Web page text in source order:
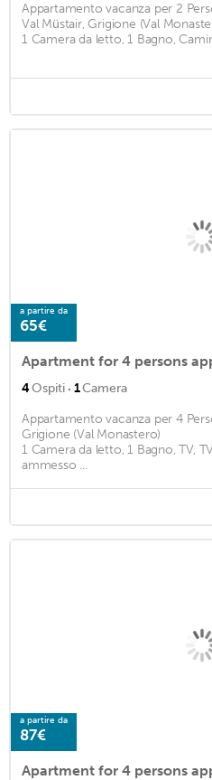
Appartamento vacanza per 2
Val Müstair, Grigione (Val
1 Camera da letto, 1 Bagno,
a partire da
65€
Apartment for 4 persons
4Ospiti · 1Camera
Appartamento vacanza per 4
Grigione (Val Monastero)
1 Camera da letto, 1 Bagno, TV,
ammesso ...
a partire da
87€
Apartment for 4 persons